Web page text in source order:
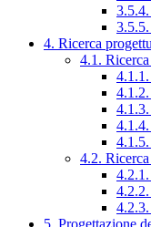
4. Ricerca
4.1.
4.2.
5. Progettazione